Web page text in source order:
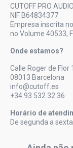
CUTOFF PRO
NIF B64834377
Empresa inscrita
no Volume 40533,
Onde estamos?
Calle Roger de Flor
08013 Barcelona
info@cutoff.es
+34 93 532 32 36
Horário de
De segunda a